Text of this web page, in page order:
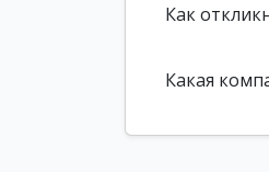
Как
Какая